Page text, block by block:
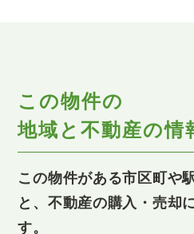
この物件の
地域と不動産の情
この物件がある市区町や
と、不動産の購入・売却
す。